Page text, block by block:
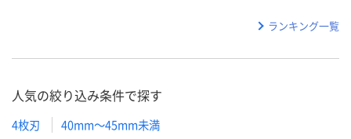
ランキング一覧
人気の絞り込み条件で探す
4枚刃 40mm～45mm未満